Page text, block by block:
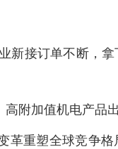
新接订单不断，
附加值机电产品
革重塑全球竞争